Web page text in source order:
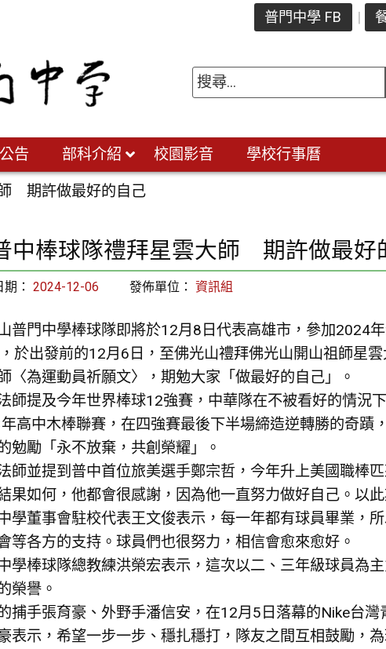
普門中學 FB
告 部科介紹 校園影音 學校行事曆
期許做最好的自己
中棒球隊禮拜星雲大師 期許做最好
： 2024-12-06 發佈單位： 資訊組
普門中學棒球隊即將於12月8日代表高雄市，參加2024
於出發前的12月6日，至佛光山禮拜佛光山開山祖師星
〈為運動員祈願文〉，期勉大家「做最好的自己」。
師提及今年世界棒球12強賽，中華隊在不被看好的情況
高中木棒聯賽，在四強賽最後下半場締造逆轉勝的奇蹟
勉勵「永不放棄，共創榮耀」。
師並提到普中首位旅美選手鄭宗哲，今年升上美國職棒
果如何，他都會很感謝，因為他一直努力做好自己。以
學董事會駐校代表王文俊表示，每一年都有球員畢業，
等各方的支持。球員們也很努力，相信會愈來愈好。
學棒球隊總教練洪榮宏表示，這次以二、三年級球員為
榮譽。
捕手張育豪、外野手潘信安，在12月5日落幕的Nike台
表示，希望一步一步、穩扎穩打，隊友之間互相鼓勵，